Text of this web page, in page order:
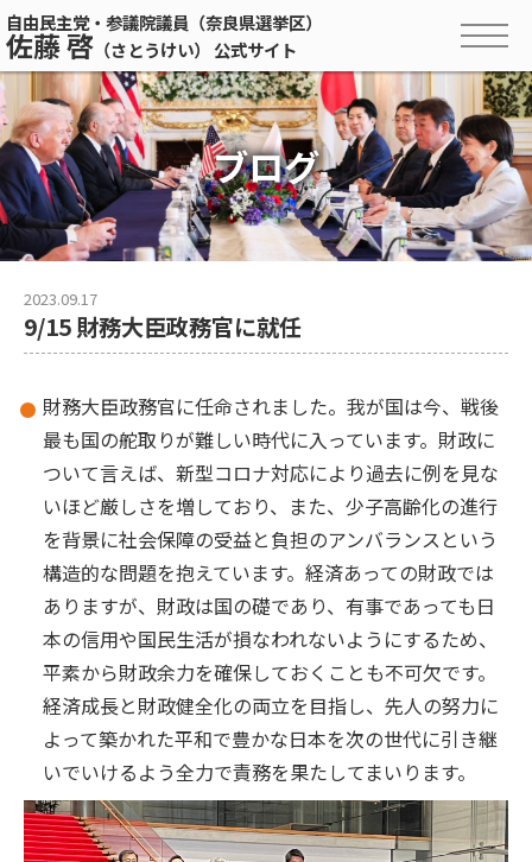
自由民主党・参議院議員（奈良県選挙区）
佐藤 啓 （さとうけい） 公式サイト
ブログ
2023.09.17
9/15 財務大臣政務官に就任
財務大臣政務官に任命されました。我が国は今、戦後
最も国の舵取りが難しい時代に入っています。財政に
ついて言えば、新型コロナ対応により過去に例を見な
いほど厳しさを増しており、また、少子高齢化の進行
を背景に社会保障の受益と負担のアンバランスという
構造的な問題を抱えています。経済あっての財政では
ありますが、財政は国の礎であり、有事であっても日
本の信用や国民生活が損なわれないようにするため、
平素から財政余力を確保しておくことも不可欠です。
経済成長と財政健全化の両立を目指し、先人の努力に
よって築かれた平和で豊かな日本を次の世代に引き継
いでいけるよう全力で責務を果たしてまいります。